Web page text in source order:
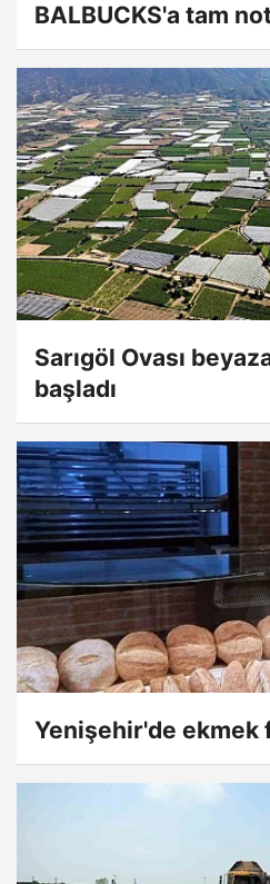
BALBUCKS'a tam
Sarıgöl Ovası
başladı
Yenişehir'de ekmek